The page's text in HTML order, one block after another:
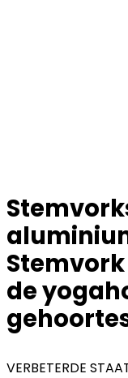
de
VERBETERDE